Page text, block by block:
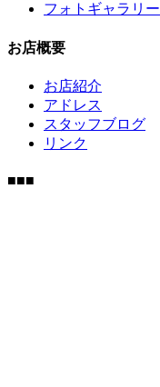
フォトギャラリー
お店概要
お店紹介
アドレス
スタッフブログ
リンク
■■■